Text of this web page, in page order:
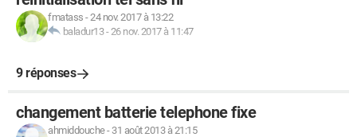
fmatass -24 nov. 2017 à 13:22
baladur13-26 nov. 2017 à 11:47
9 réponses
changement batterie telephone fixe
ahmiddouche- 31 août 2013 à 21:15